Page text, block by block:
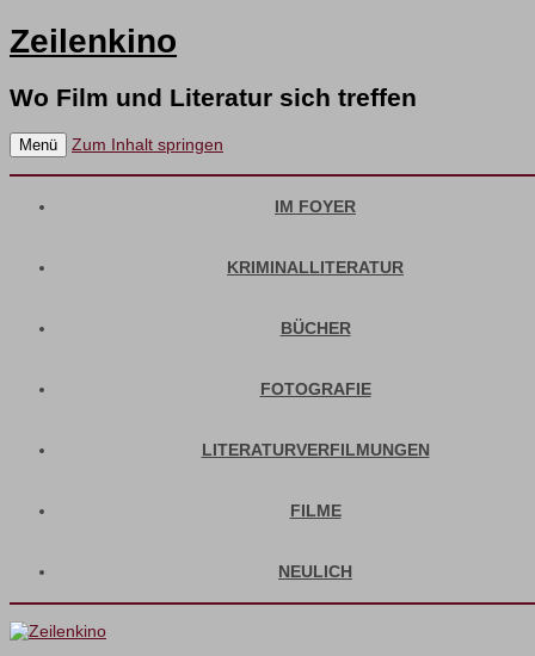
Zeilenkino
Wo Film und Literatur sich treffen
Menü Zum Inhalt springen
IM FOYER
KRIMINALLITERATUR
BÜCHER
FOTOGRAFIE
LITERATURVERFILMUNGEN
FILME
NEULICH